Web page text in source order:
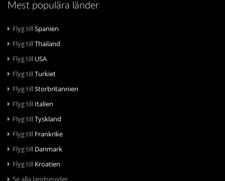
Mest populära länder
Flyg tillSpanien
Flyg tillThailand
Flyg till USA
Flyg tillTurkiet
Flyg tillStorbritannien
Flyg till Italien
Flyg tillTyskland
Flyg till Frankrike
Flyg till Danmark
Flyg till Kroatien
Se alla landsguider